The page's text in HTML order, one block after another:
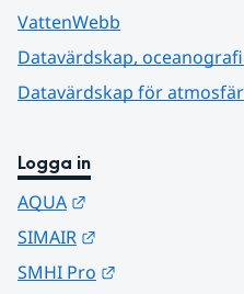
VattenWebb
Datavärdskap,
Datavärdskap för
Logga in
AQUA
SIMAIR
SMHI Pro